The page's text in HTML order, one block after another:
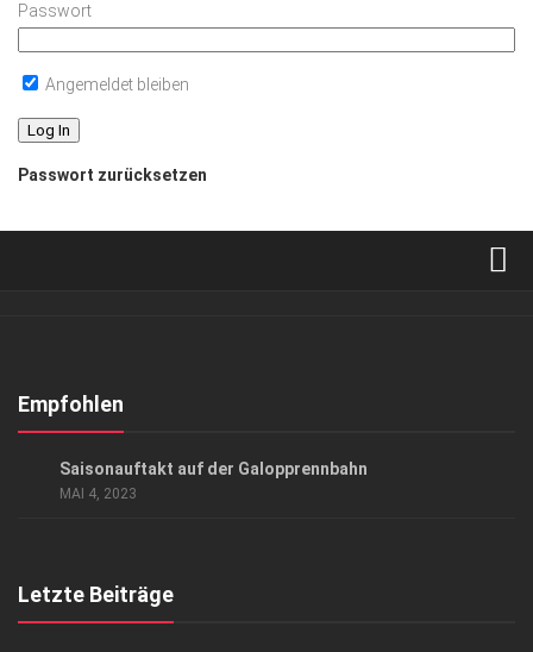
Passwort
Angemeldet bleiben
Passwort zurücksetzen
Kontakt, Impressum
Empfohlen
Saisonauftakt auf der Galopprennbahn
MAI 4, 2023
Letzte Beiträge